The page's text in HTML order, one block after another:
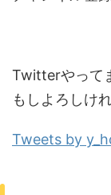
Twitterやって
もしよろしけ
Tweets by